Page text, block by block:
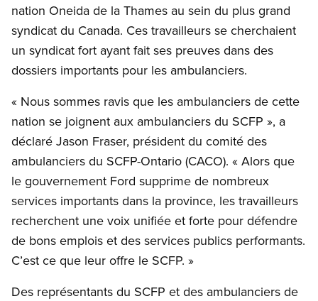
nation Oneida de la Thames au sein du plus grand
syndicat du Canada. Ces travailleurs se cherchaient
un syndicat fort ayant fait ses preuves dans des
dossiers importants pour les ambulanciers.
« Nous sommes ravis que les ambulanciers de cette
nation se joignent aux ambulanciers du SCFP », a
déclaré Jason Fraser, président du comité des
ambulanciers du SCFP-Ontario (CACO). « Alors que
le gouvernement Ford supprime de nombreux
services importants dans la province, les travailleurs
recherchent une voix unifiée et forte pour défendre
de bons emplois et des services publics performants.
C’est ce que leur offre le SCFP. »
Des représentants du SCFP et des ambulanciers de